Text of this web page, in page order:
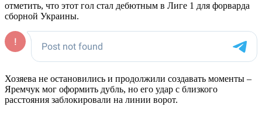
отметить, что этот гол стал дебютным в Лиге 1 для форварда
сборной Украины.
Хозяева не остановились и продолжили создавать моменты –
Яремчук мог оформить дубль, но его удар с близкого
расстояния заблокировали на линии ворот.